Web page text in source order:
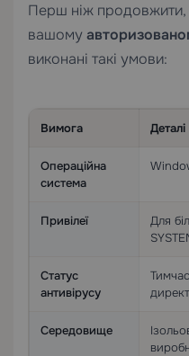
Перш ніж продовжити,
вашому
виконані такі умови:
Вимога Деталі
Операційна
система
Привілеї
Для
Статус
антивірусу
Середовище